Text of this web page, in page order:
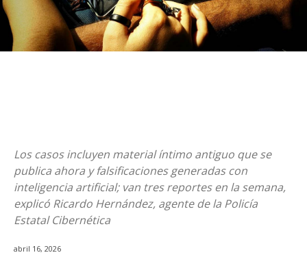
Los casos incluyen material íntimo antiguo que se
publica ahora y falsificaciones generadas con
inteligencia artificial; van tres reportes en la semana,
explicó Ricardo Hernández, agente de la Policía
Estatal Cibernética
abril 16, 2026